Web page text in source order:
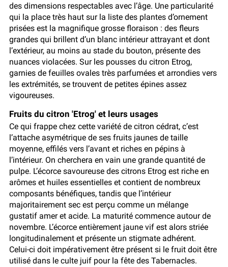
des dimensions respectables avec l’âge. Une particularité
qui la place très haut sur la liste des plantes d’ornement
prisées est la magnifique grosse floraison : des fleurs
grandes qui brillent d’un blanc intérieur attrayant et dont
l’extérieur, au moins au stade du bouton, présente des
nuances violacées. Sur les pousses du citron Etrog,
garnies de feuilles ovales très parfumées et arrondies vers
les extrémités, se trouvent de petites épines assez
vigoureuses.
Fruits du citron 'Etrog' et leurs usages
Ce qui frappe chez cette variété de citron cédrat, c’est
l’attache asymétrique de ses fruits jaunes de taille
moyenne, effilés vers l’avant et riches en pépins à
l’intérieur. On cherchera en vain une grande quantité de
pulpe. L’écorce savoureuse des citrons Etrog est riche en
arômes et huiles essentielles et contient de nombreux
composants bénéfiques, tandis que l’intérieur
majoritairement sec est perçu comme un mélange
gustatif amer et acide. La maturité commence autour de
novembre. L’écorce entièrement jaune vif est alors striée
longitudinalement et présente un stigmate adhérent.
Celui-ci doit impérativement être présent si le fruit doit être
utilisé dans le culte juif pour la fête des Tabernacles.